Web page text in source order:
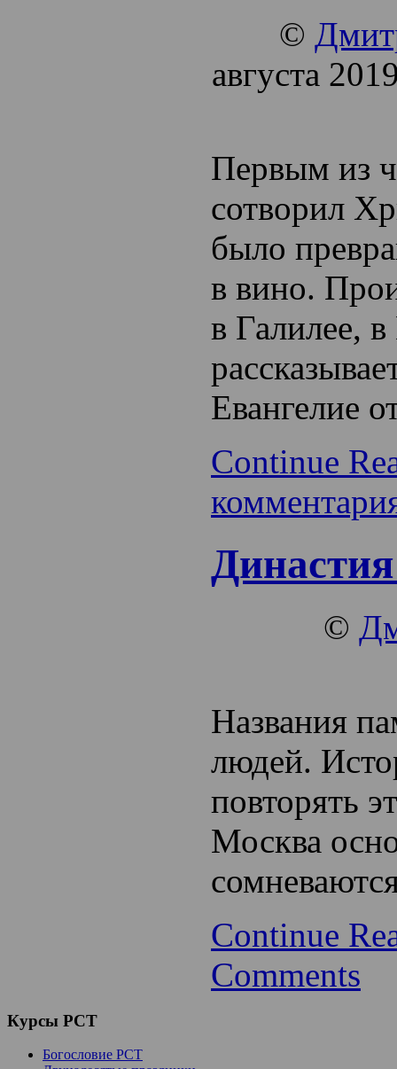
©
августа
Первым из
сотворил
было
в вино.
в Галилее,
Евангелие
Continue
©
Названия
людей.
повторять
Москва
Continue
Comments
Курсы РСТ
Богословие РСТ